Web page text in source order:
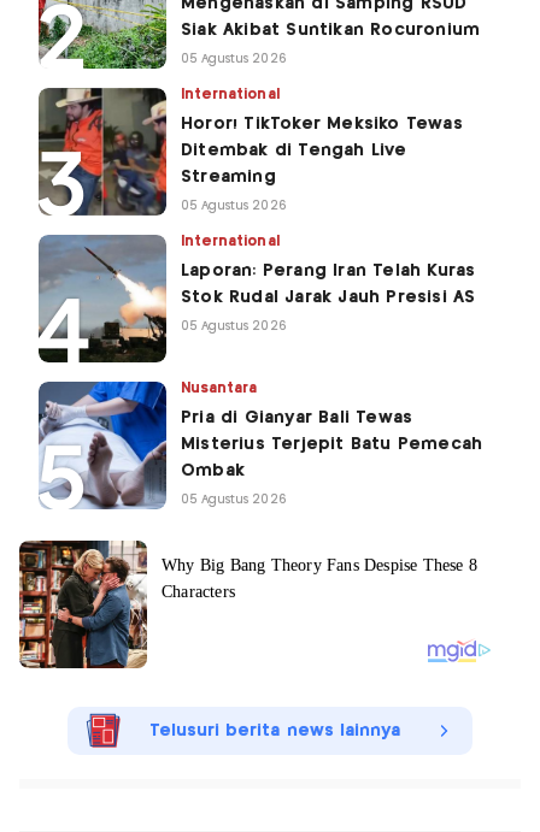
Mengenaskan di Samping RSUD
Siak Akibat Suntikan Rocuronium
05 Agustus 2026
International
Horor! TikToker Meksiko Tewas
Ditembak di Tengah Live
Streaming
05 Agustus 2026
International
Laporan: Perang Iran Telah Kuras
Stok Rudal Jarak Jauh Presisi AS
05 Agustus 2026
Nusantara
Pria di Gianyar Bali Tewas
Misterius Terjepit Batu Pemecah
Ombak
05 Agustus 2026
Telusuri berita news lainnya